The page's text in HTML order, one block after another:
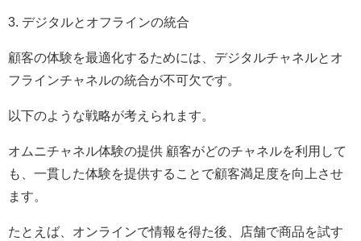
3. デジタルとオフラインの統合
顧客の体験を最適化するためには、デジタルチャネルとオ
フラインチャネルの統合が不可欠です。
以下のような戦略が考えられます。
オムニチャネル体験の提供 顧客がどのチャネルを利用して
も、一貫した体験を提供することで顧客満足度を向上させ
ます。
たとえば、オンラインで情報を得た後、店舗で商品を試す